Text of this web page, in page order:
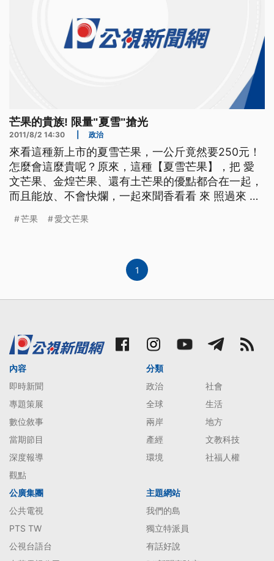
芒果的貴族! 限量"夏雪"搶光
2011/8/2 14:30 政治
來看這種新上市的夏雪芒果，一公斤竟然要250元！
怎麼會這麼貴呢？原來，這種【夏雪芒果】，把 愛
文芒果、金煌芒果、還有土芒果的優點都合在一起，
而且能放、不會快爛，一起來聞香看看 來 照過來 這
金黃色的皮包裹 橢圓長長的一顆 這裡頭的果肉呢 NS
芒果 愛文芒果
1
內容
即時新聞
專題策展
數位敘事
當期節目
深度報導
觀點
分類
政治
社會
全球
生活
兩岸
地方
產經
文教科技
環境
社福人權
公廣集團
公共電視
PTS TW
公視台語台
主題網站
我們的島
獨立特派員
有話好說